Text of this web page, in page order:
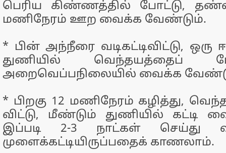
பெரிய கிண்ணத்தில் போட்டு,
மணிநேரம் ஊற வைக்க வேண்டும்.
* பின் அந்நீரை வடிகட்டிவிட்டு,
துணியில் வெந்தயத்தைப்
அறைவெப்பநிலையில் வைக்க
* பிறகு 12 மணிநேரம் கழித்து,
விட்டு, மீண்டும் துணியில் கட்டி
இப்படி 2-3 நாட்கள் செய்து
முளைக்கட்டியிருப்பதைக் காணலாம்.